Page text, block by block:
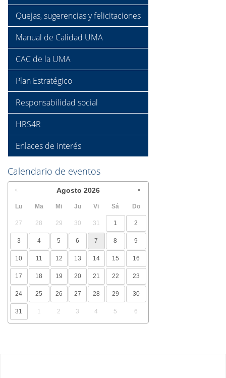
Quejas, sugerencias y felicitaciones
Manual de Calidad UMA
CAC de la UMA
Plan Estratégico
Responsabilidad social
HRS4R
Enlaces de interés
Calendario de eventos
Agosto 2026
Lu Ma Mi Ju Vi Sá Do
27 28 29 30 31 1 2
3 4 5 6 7 8 9
10 11 12 13 14 15 16
17 18 19 20 21 22 23
24 25 26 27 28 29 30
31 1 2 3 4 5 6